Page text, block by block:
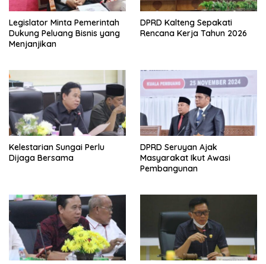
Legislator Minta Pemerintah
Dukung Peluang Bisnis yang
Menjanjikan
DPRD Kalteng Sepakati
Rencana Kerja Tahun 2026
Kelestarian Sungai Perlu
Dijaga Bersama
DPRD Seruyan Ajak
Masyarakat Ikut Awasi
Pembangunan